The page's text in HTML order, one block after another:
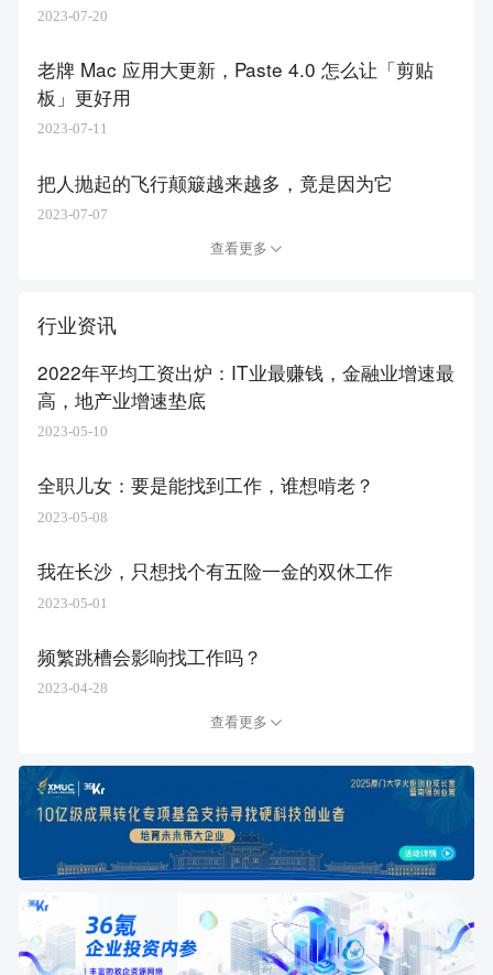
2023-07-20
老牌 Mac 应用大更新，Paste 4.0 怎么让「剪贴
板」更好用
2023-07-11
把人抛起的飞行颠簸越来越多，竟是因为它
2023-07-07
查看更多
行业资讯
2022年平均工资出炉：IT业最赚钱，金融业增速最
高，地产业增速垫底
2023-05-10
全职儿女：要是能找到工作，谁想啃老？
2023-05-08
我在长沙，只想找个有五险一金的双休工作
2023-05-01
频繁跳槽会影响找工作吗？
2023-04-28
查看更多